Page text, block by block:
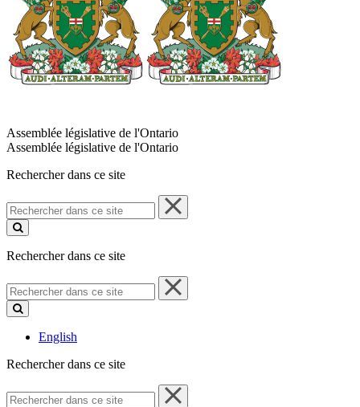
Assemblée législative de l'Ontario
Assemblée législative de l'Ontario
Rechercher dans ce site
Rechercher
dans
ce
Rechercher dans ce site
Rechercher
dans
ce
English
Rechercher dans ce site
Rechercher